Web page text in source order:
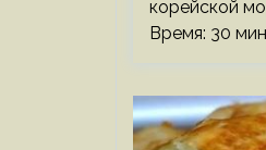
корейской
Время: 30